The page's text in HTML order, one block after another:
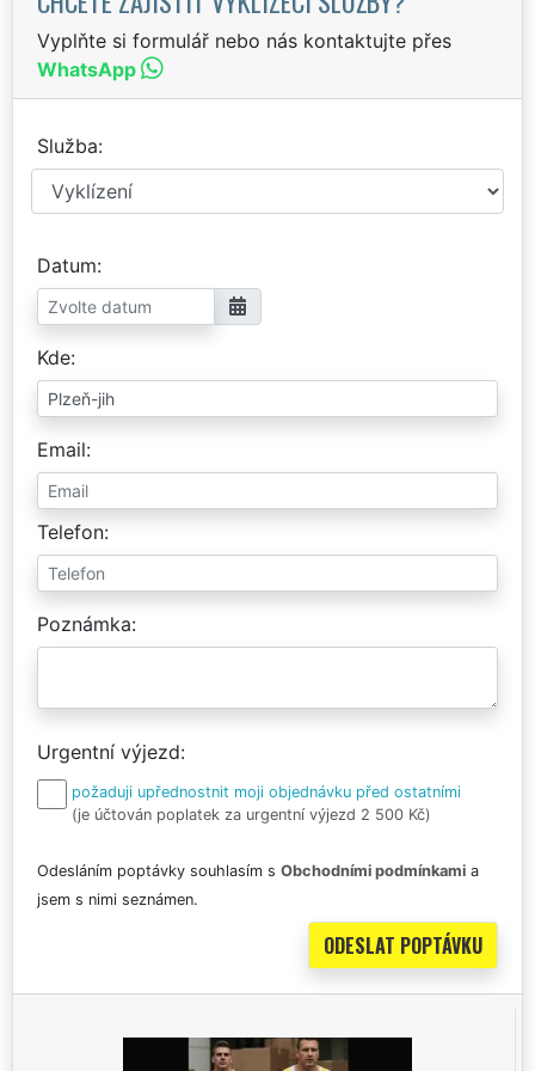
Vyplňte si formulář nebo nás kontaktujte přes
WhatsApp
Služba
Datum
Kde
Email
Telefon
Poznámka
Urgentní výjezd
požaduji upřednostnit moji objednávku před ostatními
(je účtován poplatek za urgentní výjezd 2 500 Kč)
Odesláním poptávky souhlasím s Obchodními podmínkami a
jsem s nimi seznámen.